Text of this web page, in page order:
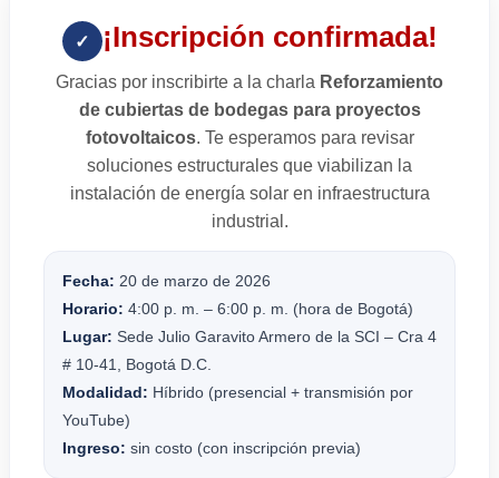
✓ ¡Inscripción confirmada!
Gracias por inscribirte a la charla Reforzamiento
de cubiertas de bodegas para proyectos
fotovoltaicos. Te esperamos para revisar
soluciones estructurales que viabilizan la
instalación de energía solar en infraestructura
industrial.
Fecha: 20 de marzo de 2026
Horario: 4:00 p. m. – 6:00 p. m. (hora de Bogotá)
Lugar: Sede Julio Garavito Armero de la SCI – Cra 4
# 10-41, Bogotá D.C.
Modalidad: Híbrido (presencial + transmisión por
YouTube)
Ingreso: sin costo (con inscripción previa)